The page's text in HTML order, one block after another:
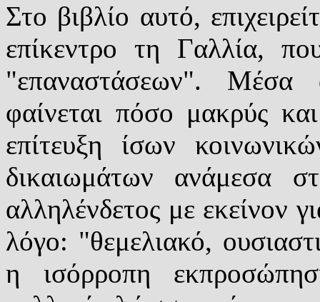
Στο βιβλίο αυτό,
επίκεντρο τη Γαλλία,
"επαναστάσεων". Μέσα
φαίνεται πόσο μακρύς
επίτευξη ίσων
δικαιωμάτων ανάμεσα
αλληλένδετος με εκείνον
λόγο: "θεμελιακό,
η ισόρροπη